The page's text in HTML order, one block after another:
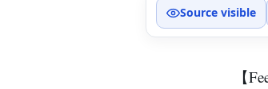
Source visible
【